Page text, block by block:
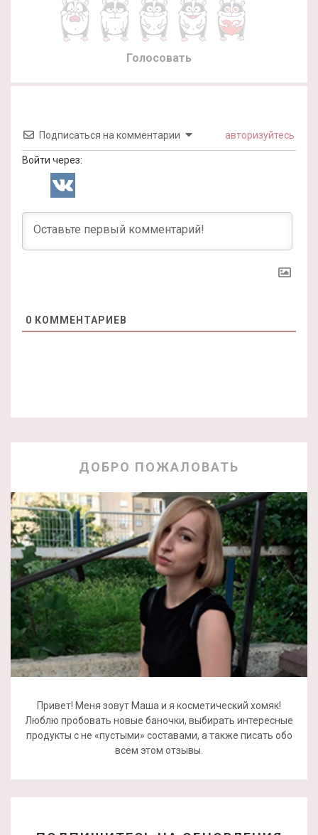
Голосовать
Подписаться на комментарии авторизуйтесь
Войти через:
0 КОММЕНТАРИЕВ
ДОБРО ПОЖАЛОВАТЬ
Привет! Меня зовут Маша и я косметический хомяк!
Люблю пробовать новые баночки, выбирать интересные
продукты с не «пустыми» составами, а также писать обо
всем этом отзывы.